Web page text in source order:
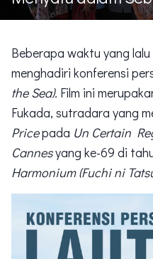
Beberapa waktu yang
menghadiri konferensi
the Sea). Film ini
Fukada, sutradara yang
Pricepada Un Certain
Cannesyang ke-69 di
Harmonium (Fuchi ni